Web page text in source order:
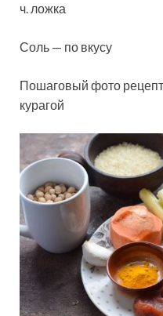
ч. ложка
Соль — по вкусу
Пошаговый фото
курагой